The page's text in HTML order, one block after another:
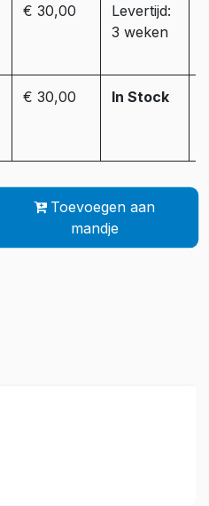
€ 30,00
Levertijd:
3 weken
€ 30,00 In Stock
Toevoegen aan
mandje